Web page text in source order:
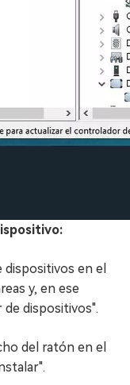
en el
y, en ese
dispositivos".
del ratón en el